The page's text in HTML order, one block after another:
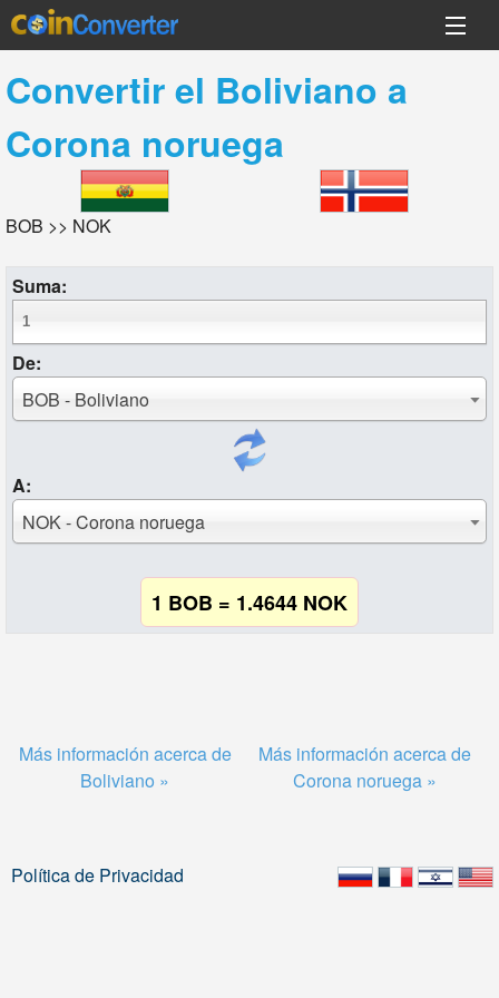
Convertir el Boliviano a
Corona noruega
BOB >> NOK
Suma:
De:
BOB - Boliviano
A:
NOK - Corona noruega
1 BOB = 1.4644 NOK
Más información acerca de
Boliviano »
Más información acerca de
Corona noruega »
Política de Privacidad